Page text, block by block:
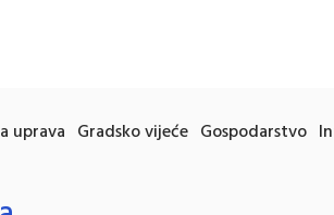
uprava Gradsko vijeće Gospodarstvo